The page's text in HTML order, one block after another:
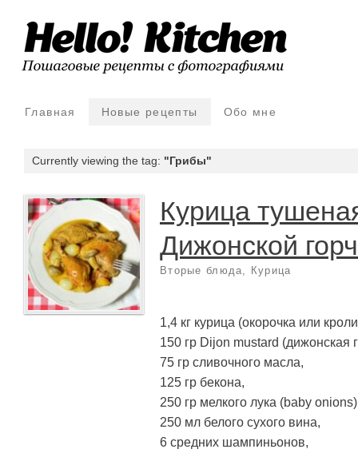
Главная Новые рецепты Обо мне
Currently viewing the tag: "Грибы"
Курица
Дижонской
Вторые блюда Курица
1,4 кг курица (окорочка или
150 гр Dijon mustard (дижонская
75 гр сливочного масла,
125 гр бекона,
250 гр мелкого лука (baby
250 мл белого сухого вина,
6 средних шампиньонов,